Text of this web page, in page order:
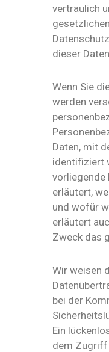
vertraulich
gesetzlichen
dieser
Wenn Sie
werden
Daten, mit
identifiziert
vorliegende
erläutert,
und wofür
erläutert
Zweck das
Wir weisen
bei der
Ein
dem